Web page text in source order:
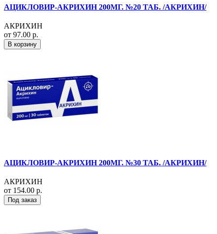
АЦИКЛОВИР-АКРИХИН 200МГ. №20 ТАБ. /АКРИХИН/
АКРИХИН
от 97.00 р.
В корзину
АЦИКЛОВИР-АКРИХИН 200МГ. №30 ТАБ. /АКРИХИН/
АКРИХИН
от 154.00 р.
Под заказ